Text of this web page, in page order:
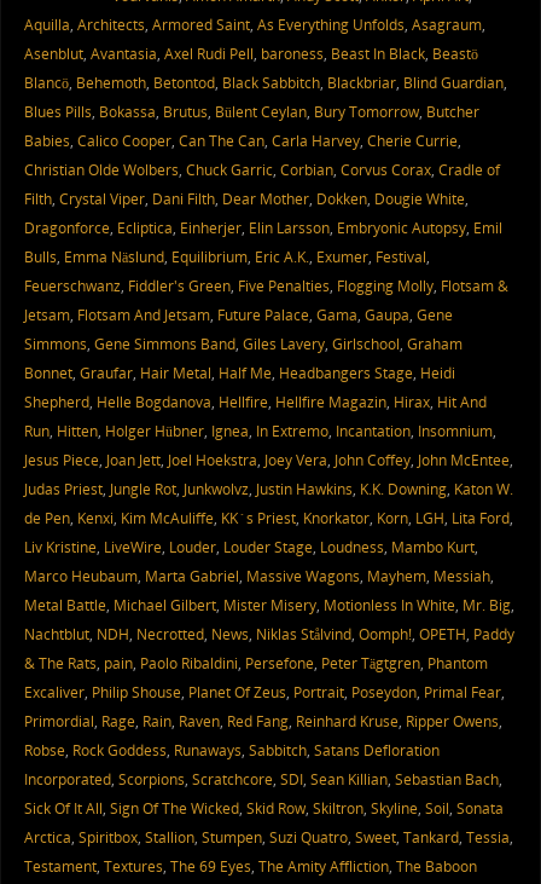
Aquilla, Architects, Armored Saint, As Everything Unfolds, Asagraum,
Asenblut, Avantasia, Axel Rudi Pell, baroness, Beast In Black, Beastö
Blancö, Behemoth, Betontod, Black Sabbitch, Blackbriar, Blind Guardian,
Blues Pills, Bokassa, Brutus, Bülent Ceylan, Bury Tomorrow, Butcher
Babies, Calico Cooper, Can The Can, Carla Harvey, Cherie Currie,
Christian Olde Wolbers, Chuck Garric, Corbian, Corvus Corax, Cradle of
Filth, Crystal Viper, Dani Filth, Dear Mother, Dokken, Dougie White,
Dragonforce, Ecliptica, Einherjer, Elin Larsson, Embryonic Autopsy, Emil
Bulls, Emma Näslund, Equilibrium, Eric A.K., Exumer, Festival,
Feuerschwanz, Fiddler's Green, Five Penalties, Flogging Molly, Flotsam &
Jetsam, Flotsam And Jetsam, Future Palace, Gama, Gaupa, Gene
Simmons, Gene Simmons Band, Giles Lavery, Girlschool, Graham
Bonnet, Graufar, Hair Metal, Half Me, Headbangers Stage, Heidi
Shepherd, Helle Bogdanova, Hellfire, Hellfire Magazin, Hirax, Hit And
Run, Hitten, Holger Hübner, Ignea, In Extremo, Incantation, Insomnium,
Jesus Piece, Joan Jett, Joel Hoekstra, Joey Vera, John Coffey, John McEntee,
Judas Priest, Jungle Rot, Junkwolvz, Justin Hawkins, K.K. Downing, Katon W.
de Pen, Kenxi, Kim McAuliffe, KK´s Priest, Knorkator, Korn, LGH, Lita Ford,
Liv Kristine, LiveWire, Louder, Louder Stage, Loudness, Mambo Kurt,
Marco Heubaum, Marta Gabriel, Massive Wagons, Mayhem, Messiah,
Metal Battle, Michael Gilbert, Mister Misery, Motionless In White, Mr. Big,
Nachtblut, NDH, Necrotted, News, Niklas Stålvind, Oomph!, OPETH, Paddy
& The Rats, pain, Paolo Ribaldini, Persefone, Peter Tägtgren, Phantom
Excaliver, Philip Shouse, Planet Of Zeus, Portrait, Poseydon, Primal Fear,
Primordial, Rage, Rain, Raven, Red Fang, Reinhard Kruse, Ripper Owens,
Robse, Rock Goddess, Runaways, Sabbitch, Satans Defloration
Incorporated, Scorpions, Scratchcore, SDI, Sean Killian, Sebastian Bach,
Sick Of It All, Sign Of The Wicked, Skid Row, Skiltron, Skyline, Soil, Sonata
Arctica, Spiritbox, Stallion, Stumpen, Suzi Quatro, Sweet, Tankard, Tessia,
Testament, Textures, The 69 Eyes, The Amity Affliction, The Baboon